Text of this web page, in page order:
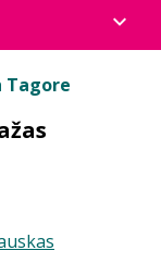
Tagore